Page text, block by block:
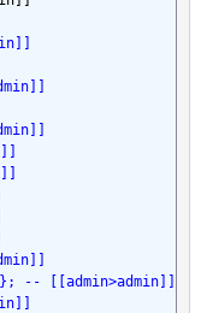
-- [[admin>admin]]